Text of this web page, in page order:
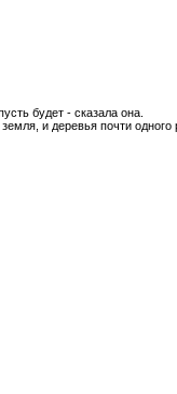
будет - сказала она.
и деревья почти одного